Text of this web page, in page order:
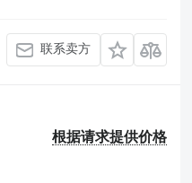
联系卖方
根据请求提供价格